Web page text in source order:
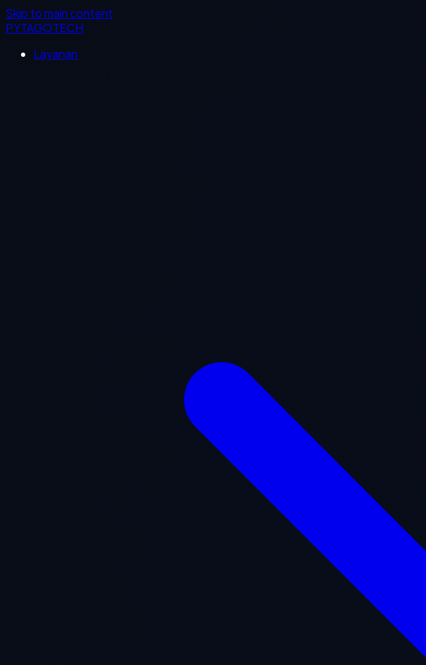
Skip to main content
PYTAGOTECH
Layanan